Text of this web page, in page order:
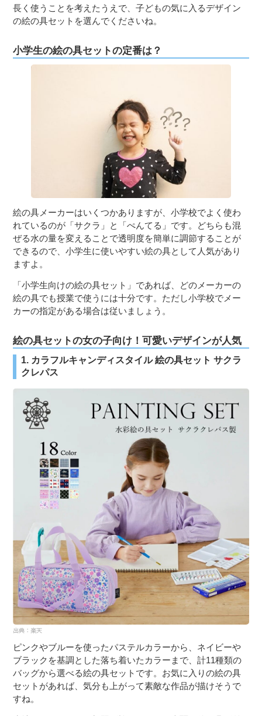
長く使うことを考えたうえで、子どもの気に入るデザイン
の絵の具セットを選んでくださいね。
小学生の絵の具セットの定番は？
絵の具メーカーはいくつかありますが、小学校でよく使わ
れているのが「サクラ」と「ぺんてる」です。どちらも混
ぜる水の量を変えることで透明度を簡単に調節することが
できるので、小学生に使いやすい絵の具として人気があり
ますよ。
「小学生向けの絵の具セット」であれば、どのメーカーの
絵の具でも授業で使うには十分です。ただし小学校でメー
カーの指定がある場合は従いましょう。
絵の具セットの女の子向け！可愛いデザインが人気
1. カラフルキャンディスタイル 絵の具セット サクラ
クレパス
ピンクやブルーを使ったパステルカラーから、ネイビーや
ブラックを基調とした落ち着いたカラーまで、計11種類の
バッグから選べる絵の具セットです。お気に入りの絵の具
セットがあれば、気分も上がって素敵な作品が描けそうで
すね。